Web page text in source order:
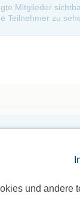
und andere
Mitglieder
Teilnehmer zu